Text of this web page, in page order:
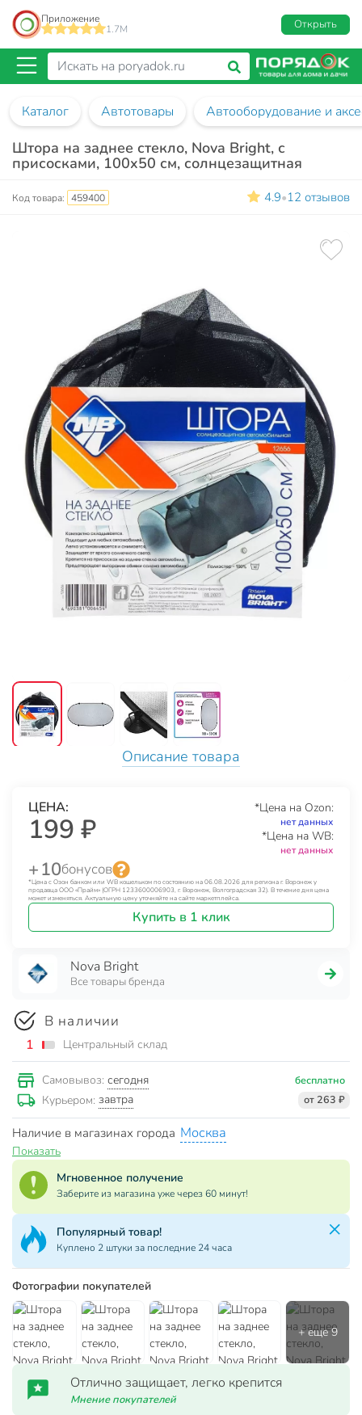
Приложение
1.7M
Открыть
Каталог Автотовары Автооборудование и
Штора на заднее стекло, Nova Bright, с
присосками, 100x50 см, солнцезащитная
Код товара: 459400 4.9•12 отзывов
Описание товара
ЦЕНА:
199 ₽
*Цена на Ozon:
нет данных
*Цена на WB:
нет данных
+ 10бонусов
*Цена с Озон банком или WB кошельком по состоянию на 06.08.2026 для региона г. Воронеж у
продавца ООО «Прайм» (ОГРН 1233600006903, г. Воронеж, Волгоградская 32). В течение дня цена
может изменяться. Актуальную цену уточняйте на сайте маркетплейса.
Купить в 1 клик
Nova Bright
Все товары бренда
В наличии
1 Центральный склад
Самовывоз: сегодня бесплатно
Курьером: завтра от 263 ₽
Наличие в магазинах города Москва
Показать
Мгновенное получение
Заберите из магазина уже через 60 минут!
Популярный товар!
Куплено 2 штуки за последние 24 часа
Фотографии покупателей
Отлично защищает, легко крепится
Мнение покупателей